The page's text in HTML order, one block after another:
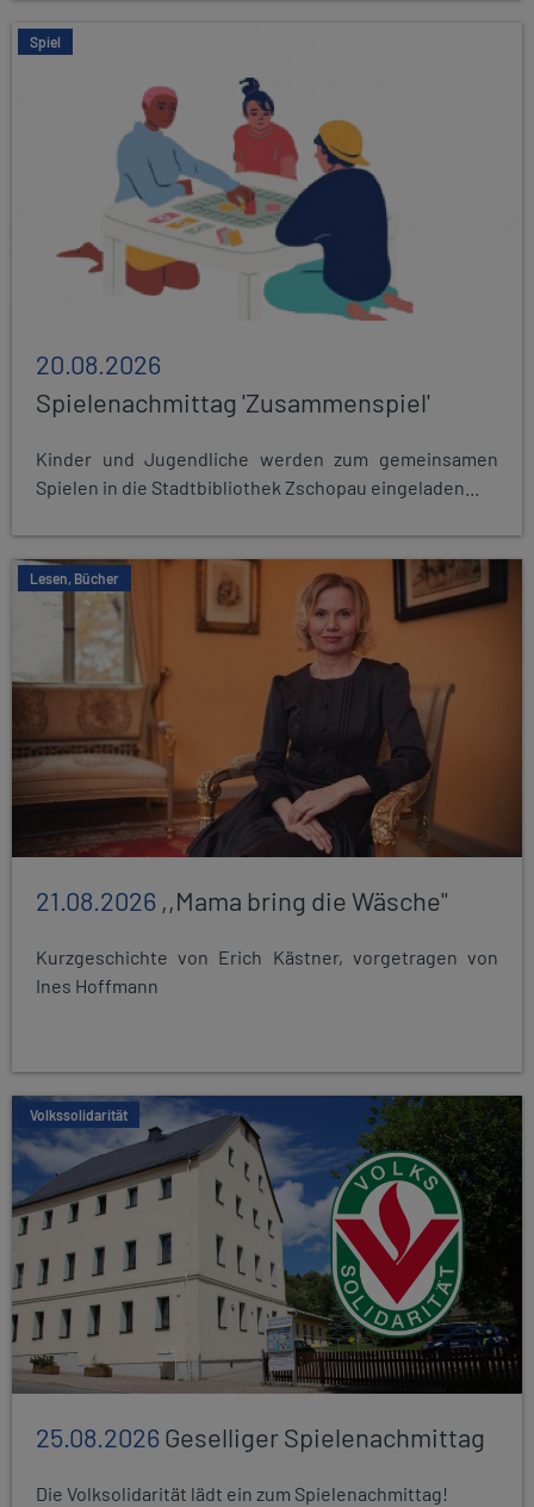
Spiel
20.08.2026
Spielenachmittag 'Zusammenspiel'
Kinder und Jugendliche werden zum gemeinsamen
Spielen in die Stadtbibliothek Zschopau eingeladen...
Lesen, Bücher
21.08.2026 ,,Mama bring die Wäsche"
Kurzgeschichte von Erich Kästner, vorgetragen von
Ines Hoffmann
Volkssolidarität
25.08.2026Geselliger Spielenachmittag
Die Volksolidarität lädt ein zum Spielenachmittag!